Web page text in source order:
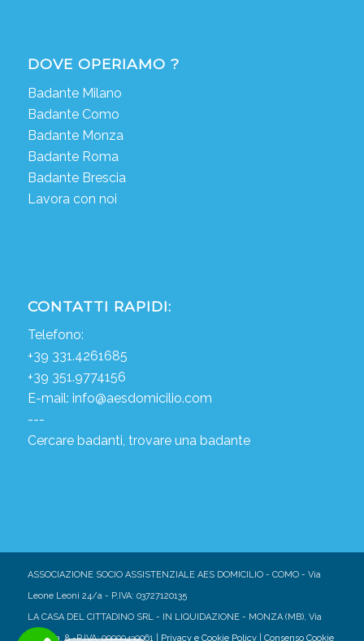
DOVE OPERIAMO ?
Badante Milano
Badante Como
Badante Monza
Badante Roma
Badante Brescia
Lavora con noi
CONTATTI RAPIDI:
Telefono:
+39 331.4261685
+39 351.9774156
E-mail: info@aesdomicilio.com
---
Cercare badanti, trovare una badante
ASSOCIAZIONE SOCIO ASSISTENZIALE AES DOMICILIO - COMO - Via
Leone Leoni 24/a - P.IVA: 03727120135
LA CASA DEL CITTADINO SRL - IN LIQUIDAZIONE - MONZA (MB), Via
Marsala, 8 -P.IVA: 09999430961 |
Privacy e Cookie Policy| Consenso Cookie